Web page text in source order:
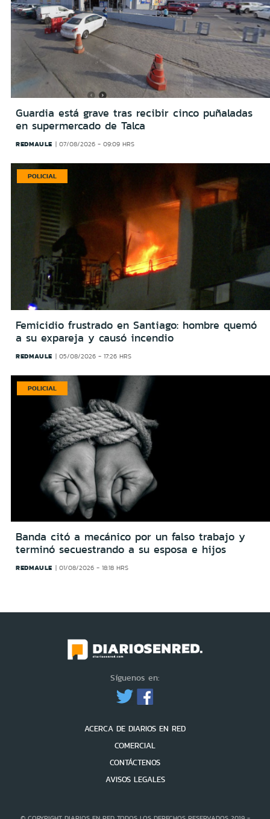
Guardia está grave tras recibir cinco puñaladas
en supermercado de Talca
REDMAULE 07/08/2026 - 09:09 HRS
POLICIAL
Femicidio frustrado en Santiago: hombre quemó
a su expareja y causó incendio
REDMAULE 05/08/2026 - 17:26 HRS
POLICIAL
Banda citó a mecánico por un falso trabajo y
terminó secuestrando a su esposa e hijos
REDMAULE 01/08/2026 - 18:18 HRS
Síguenos en:
ACERCA DE DIARIOS EN RED
COMERCIAL
CONTÁCTENOS
AVISOS LEGALES